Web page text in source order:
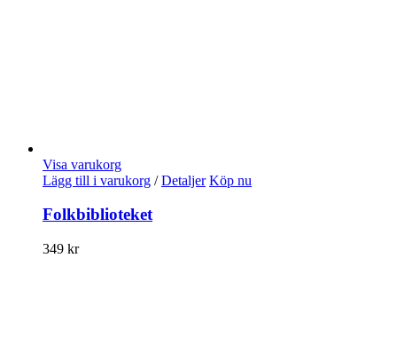
Visa varukorg
Lägg till i varukorg / Detaljer Köp nu
Folkbiblioteket
349 kr